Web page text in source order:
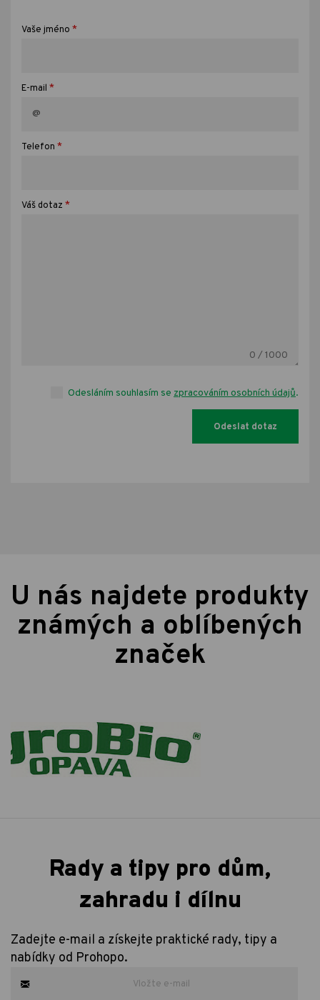
Vaše jméno *
E-mail *
Telefon *
Váš dotaz *
0 / 1000
Odesláním souhlasím se zpracováním osobních údajů.
U nás najdete produkty
známých a oblíbených
značek
Rady a tipy pro dům,
zahradu i dílnu
Zadejte e-mail a získejte praktické rady, tipy a
nabídky od Prohopo.